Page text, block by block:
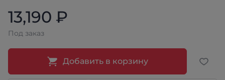
13,190 ₽
Под заказ
Добавить в корзину